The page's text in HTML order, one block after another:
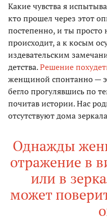
Какие чувства я
кто прошел через этот
постепенно, и ты просто
происходит, а к косым
издевательским
детства.Решение
женщиной спонтанно —
бегло прогулявшись по
почитав истории. Нас
отсутствуют дома
Однажды
отражение в
или в
может